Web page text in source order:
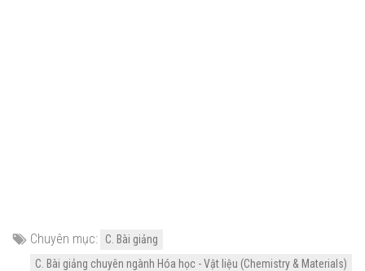
Chuyên mục:
C. Bài giảng
C. Bài giảng chuyên ngành Hóa học - Vật liệu (Chemistry & Materials)